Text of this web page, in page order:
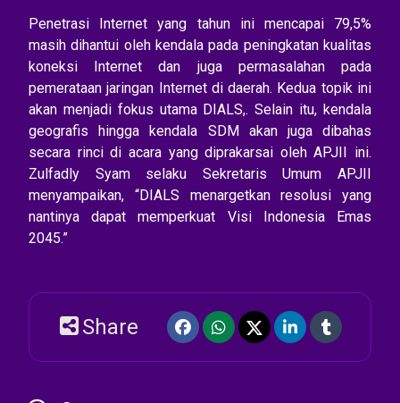
Penetrasi Internet yang tahun ini mencapai 79,5%
masih dihantui oleh kendala pada peningkatan kualitas
koneksi Internet dan juga permasalahan pada
pemerataan jaringan Internet di daerah. Kedua topik ini
akan menjadi fokus utama DIALS,. Selain itu, kendala
geografis hingga kendala SDM akan juga dibahas
secara rinci di acara yang diprakarsai oleh APJII ini.
Zulfadly Syam selaku Sekretaris Umum APJII
menyampaikan, “DIALS menargetkan resolusi yang
nantinya dapat memperkuat Visi Indonesia Emas
2045.”
Share